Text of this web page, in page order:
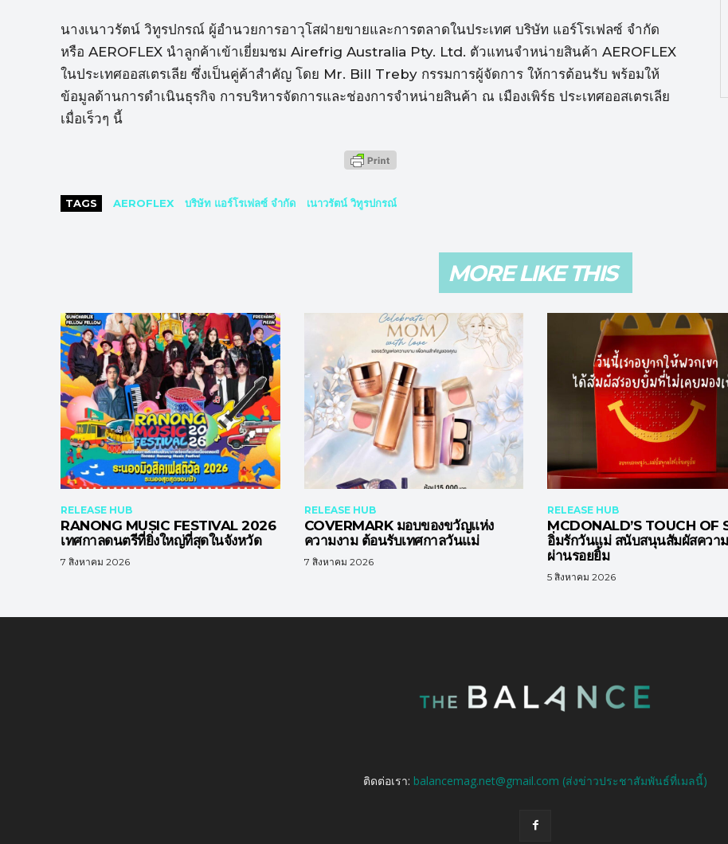
นางเนาวรัตน์ วิทูรปกรณ์ ผู้อำนวยการอาวุโสฝ่ายขายและการตลาดในประเทศ บริษัท แอร์โรเฟลซ์ จำกัด
หรือ AEROFLEX นำลูกค้าเข้าเยี่ยมชม Airefrig Australia Pty. Ltd. ตัวแทนจำหน่ายสินค้า AEROFLEX
ในประเทศออสเตรเลีย ซึ่งเป็นคู่ค้าสำคัญ โดย Mr. Bill Treby กรรมการผู้จัดการ ให้การต้อนรับ พร้อมให้
ข้อมูลด้านการดำเนินธุรกิจ การบริหารจัดการและช่องการจำหน่ายสินค้า ณ เมืองเพิร์ธ ประเทศออสเตรเลีย
เมื่อเร็วๆ นี้
TAGS AEROFLEX บริษัท แอร์โรเฟลซ์ จำกัด เนาวรัตน์ วิทูรปกรณ์
MORE LIKE THIS
RELEASE HUB
RANONG MUSIC FESTIVAL 2026
เทศกาลดนตรีที่ยิ่งใหญ่ที่สุดในจังหวัด
7 สิงหาคม 2026
RELEASE HUB
COVERMARK มอบของขวัญแห่ง
ความงาม ต้อนรับเทศกาลวันแม่
7 สิงหาคม 2026
RELEASE HUB
MCDONALD’S TOUCH OF
อิ่มรักวันแม่ สนับสนุนสัมผัสควา
ผ่านรอยยิ้ม
5 สิงหาคม 2026
ติดต่อเรา: balancemag.net@gmail.com (ส่งข่าวประชาสัมพันธ์ที่เมลนี้)